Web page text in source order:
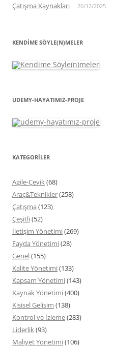
Çatışma Kaynakları 26/12/2025
KENDIME SÖYLE(N)MELER
UDEMY-HAYATIMIZ-PROJE
KATEGORİLER
Agile-Çevik (68)
Araç&Teknikler(258)
Çatışma (123)
Çeşitli(52)
İletişim Yönetimi(269)
Fayda Yönetimi(28)
Genel(155)
Kalite Yönetimi(133)
Kapsam Yönetimi(143)
Kaynak Yönetimi(400)
Kisisel Gelisim (138)
Kontrol ve İzleme(283)
Liderlik (93)
Maliyet Yönetimi(106)